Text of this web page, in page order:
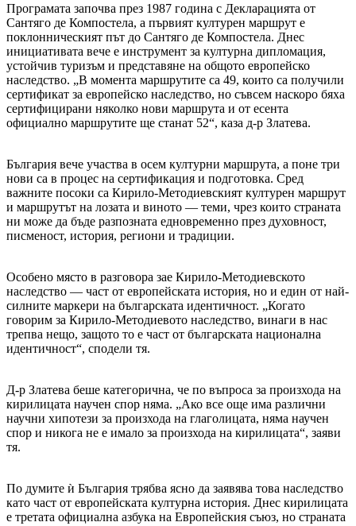
Програмата започва през 1987 година с Декларацията от
Сантяго де Компостела, а първият културен маршрут е
поклонническият път до Сантяго де Компостела. Днес
инициативата вече е инструмент за културна дипломация,
устойчив туризъм и представяне на общото европейско
наследство. „В момента маршрутите са 49, които са получили
сертификат за европейско наследство, но съвсем наскоро бяха
сертифицирани няколко нови маршрута и от есента
официално маршрутите ще станат 52“, каза д-р Златева.
България вече участва в осем културни маршрута, а поне три
нови са в процес на сертификация и подготовка. Сред
важните посоки са Кирило-Методиевският културен маршрут
и маршрутът на лозата и виното — теми, чрез които страната
ни може да бъде разпозната едновременно през духовност,
писменост, история, региони и традиции.
Особено място в разговора зае Кирило-Методиевското
наследство — част от европейската история, но и един от най-
силните маркери на българската идентичност. „Когато
говорим за Кирило-Методиевото наследство, винаги в нас
трепва нещо, защото то е част от българската национална
идентичност“, сподели тя.
Д-р Златева беше категорична, че по въпроса за произхода на
кирилицата научен спор няма. „Ако все още има различни
научни хипотези за произхода на глаголицата, няма научен
спор и никога не е имало за произхода на кирилицата“, заяви
тя.
По думите ѝ България трябва ясно да заявява това наследство
като част от европейската културна история. Днес кирилицата
е третата официална азбука на Европейския съюз, но страната